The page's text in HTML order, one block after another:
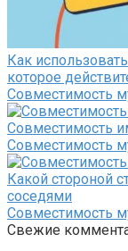
Как
которое
Совместимость
Совместимость
Совместимость
Какой стороной
соседями
Совместимость
Свежие